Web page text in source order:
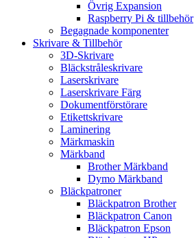
Övrig Expansion
Raspberry Pi & tillbehör
Begagnade komponenter
Skrivare & Tillbehör
3D-Skrivare
Bläckstråleskrivare
Laserskrivare
Laserskrivare Färg
Dokumentförstörare
Etikettskrivare
Laminering
Märkmaskin
Märkband
Brother Märkband
Dymo Märkband
Bläckpatroner
Bläckpatron Brother
Bläckpatron Canon
Bläckpatron Epson